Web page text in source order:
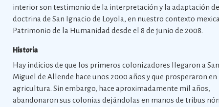
interior son testimonio de la interpretación y la adaptación
doctrina de San Ignacio de Loyola, en nuestro contexto
Patrimonio de la Humanidad desde el 8 de junio de 2008.
Historia
Hay indicios de que los primeros colonizadores llegaron a
Miguel de Allende hace unos 2000 años y que prosperaron en
agricultura. Sin embargo, hace aproximadamente mil años,
abandonaron sus colonias dejándolas en manos de tribus